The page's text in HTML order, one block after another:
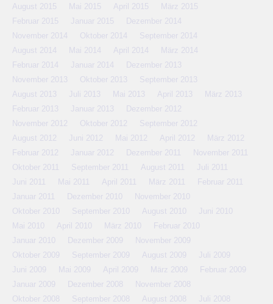
August 2015
Mai 2015 April 2015
März 2015
Februar 2015
Januar 2015
Dezember 2014
November 2014
Oktober 2014
September 2014
August 2014
Mai 2014 April 2014
März 2014
Februar 2014
Januar 2014
Dezember 2013
November 2013
Oktober 2013
September 2013
August 2013
Juli 2013 Mai 2013 April 2013
März 2013
Februar 2013
Januar 2013
Dezember 2012
November 2012
Oktober 2012
September 2012
August 2012
Juni 2012 Mai 2012 April 2012
März 2012
Februar 2012
Januar 2012 Dezember 2011
November 2011
Oktober 2011
September 2011 August 2011
Juli 2011
Juni 2011
Mai 2011 April 2011 März 2011
Februar 2011
Januar 2011
Dezember 2010
November 2010
Oktober 2010
September 2010 August 2010
Juni 2010
Mai 2010
April 2010 März 2010
Februar 2010
Januar 2010
Dezember 2009
November 2009
Oktober 2009
September 2009 August 2009
Juli 2009
Juni 2009
Mai 2009 April 2009 März 2009
Februar 2009
Januar 2009
Dezember 2008
November 2008
Oktober 2008
September 2008 August 2008 Juli 2008